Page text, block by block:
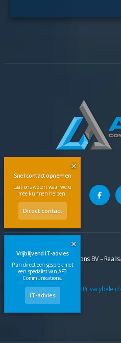
2026AFB Communications BV –
Cookiebeleid -Privacybeleid
✕
Vrijblijvend IT-advies
Plan direct een gesprek met
een specialist van AFB
Communications.
IT-advies
✕
Snel contact opnemen
Laat ons weten waar we u
mee kunnen helpen.
Direct contact